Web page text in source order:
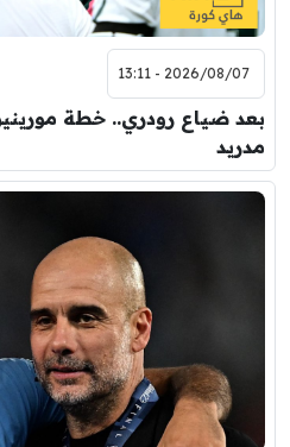
2026/08/07 - 13:11
بعد ضياع رودري.. خطة
مدريد